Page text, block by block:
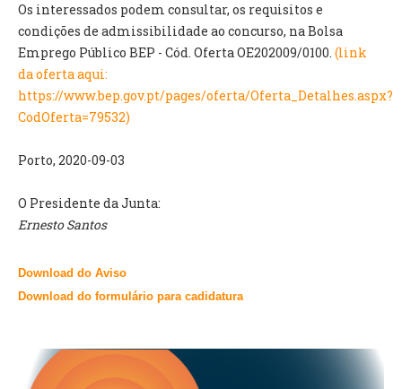
PLANO E ORÇAMENTO
RELATÓRIO E CONTAS
INVENTÁRIO
RECRUTAMENTO PESSOAL
CÓDIGO DE CONDUTA
ORÇAMENTO COLABORATIVO
SUBVENÇÕES PÚBLICAS
SERVIÇOS
SECRETARIA
RECENSEAMENTO ELEITORAL
ATESTADOS
Os interessados podem consultar, os requisitos e
condições de admissibilidade ao concurso, na Bolsa
Emprego Público BEP - Cód. Oferta OE202009/0100. (link
da oferta aqui:
https://www.bep.gov.pt/pages/oferta/Oferta_Detalhes.aspx?
CodOferta=79532)
Porto, 2020-09-03
O Presidente da Junta:
Ernesto Santos
Download do Aviso
Download do formulário para cadidatura